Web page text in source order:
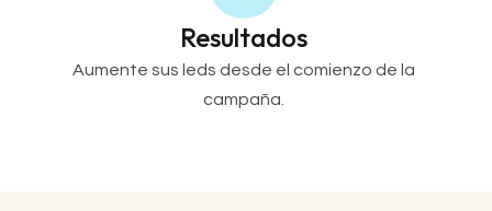
Resultados
Aumente sus leds desde el comienzo de la
campaña.